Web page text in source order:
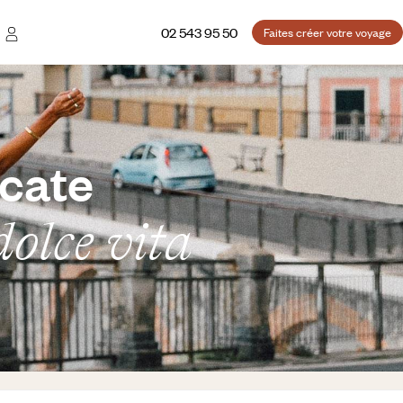
02 543 95 50 Faites créer votre voyage
vita